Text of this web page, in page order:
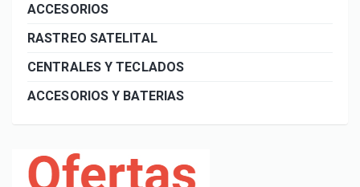
ACCESORIOS
RASTREO SATELITAL
CENTRALES Y TECLADOS
ACCESORIOS Y BATERIAS